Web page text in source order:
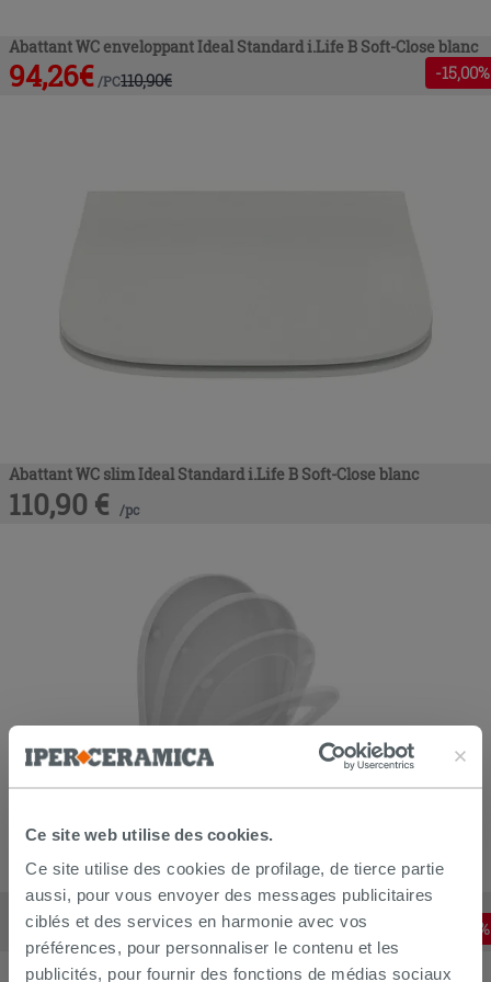
Ce site web utilise des cookies.
Ce site utilise des cookies de profilage, de tierce partie
aussi, pour vous envoyer des messages publicitaires
ciblés et des services en harmonie avec vos
préférences, pour personnaliser le contenu et les
publicités, pour fournir des fonctions de médias sociaux
Abattant WC enveloppant Ideal Standard i.Life B Soft-Close blanc
94,26€ /PC110,90€ -15,00%
Abattant WC slim Ideal Standard i.Life B Soft-Close blanc
110,90 € /pc
Abattant wc enveloppant Ideal Standard i.Life O blanc brillant
106,11€ ,00%